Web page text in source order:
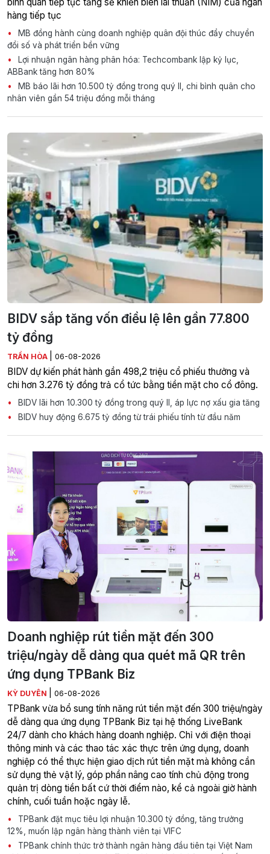
hàng tiếp tục
MB đồng hành cùng doanh nghiệp quân đội thúc đẩy chuyển
đổi số và phát triển bền vững
Lợi nhuận ngân hàng phân hóa: Techcombank lập kỷ lục,
ABBank tăng hơn 80%
MB báo lãi hơn 10.500 tỷ đồng trong quý II, chi bình quân cho
nhân viên gần 54 triệu đồng mỗi tháng
BIDV sắp tăng vốn điều lệ lên gần 77.800
tỷ đồng
TRẦN HÒA 06-08-2026
BIDV dự kiến phát hành gần 498,2 triệu cổ phiếu thưởng và
chi hơn 3.276 tỷ đồng trả cổ tức bằng tiền mặt cho cổ đông.
BIDV lãi hơn 10.300 tỷ đồng trong quý II, áp lực nợ xấu gia tăng
BIDV huy động 6.675 tỷ đồng từ trái phiếu tính từ đầu năm
Doanh nghiệp rút tiền mặt đến 300
triệu/ngày dễ dàng qua quét mã QR trên
ứng dụng TPBank Biz
KỲ DUYÊN 06-08-2026
TPBank vừa bổ sung tính năng rút tiền mặt đến 300 triệu/ngày
dễ dàng qua ứng dụng TPBank Biz tại hệ thống LiveBank
24/7 dành cho khách hàng doanh nghiệp. Chỉ với điện thoại
thông minh và các thao tác xác thực trên ứng dụng, doanh
nghiệp có thể thực hiện giao dịch rút tiền mặt mà không cần
sử dụng thẻ vật lý, góp phần nâng cao tính chủ động trong
quản trị dòng tiền bất cứ thời điểm nào, kể cả ngoài giờ hành
chính, cuối tuần hoặc ngày lễ.
TPBank đặt mục tiêu lợi nhuận 10.300 tỷ đồng, tăng trưởng
12%, muốn lập ngân hàng thành viên tại VIFC
TPBank chính thức trở thành ngân hàng đầu tiên tại Việt Nam